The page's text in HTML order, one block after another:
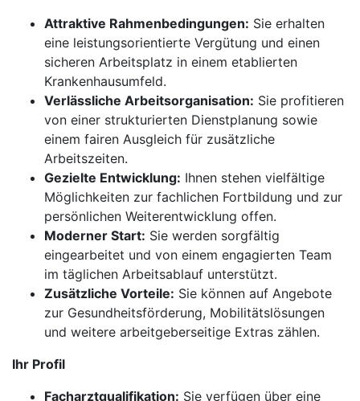
Attraktive Rahmenbedingungen: Sie erhalten
eine leistungsorientierte Vergütung und einen
sicheren Arbeitsplatz in einem etablierten
Krankenhausumfeld.
Verlässliche Arbeitsorganisation: Sie profitieren
von einer strukturierten Dienstplanung sowie
einem fairen Ausgleich für zusätzliche
Arbeitszeiten.
Gezielte Entwicklung: Ihnen stehen vielfältige
Möglichkeiten zur fachlichen Fortbildung und zur
persönlichen Weiterentwicklung offen.
Moderner Start: Sie werden sorgfältig
eingearbeitet und von einem engagierten Team
im täglichen Arbeitsablauf unterstützt.
Zusätzliche Vorteile: Sie können auf Angebote
zur Gesundheitsförderung, Mobilitätslösungen
und weitere arbeitgeberseitige Extras zählen.
Ihr Profil
Facharztqualifikation: Sie verfügen über eine